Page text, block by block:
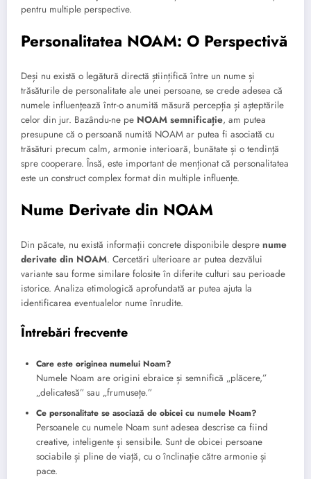
pentru multiple perspective.
Personalitatea NOAM: O Perspectivă
Deși nu există o legătură directă științifică între un nume și
trăsăturile de personalitate ale unei persoane, se crede adesea că
numele influențează într-o anumită măsură percepția și așteptările
celor din jur. Bazându-ne pe NOAM semnificație, am putea
presupune că o persoană numită NOAM ar putea fi asociată cu
trăsături precum calm, armonie interioară, bunătate și o tendință
spre cooperare. Însă, este important de menționat că personalitatea
este un construct complex format din multiple influențe.
Nume Derivate din NOAM
Din păcate, nu există informații concrete disponibile despre nume
derivate din NOAM. Cercetări ulterioare ar putea dezvălui
variante sau forme similare folosite în diferite culturi sau perioade
istorice. Analiza etimologică aprofundată ar putea ajuta la
identificarea eventualelor nume înrudite.
Întrebări frecvente
Care este originea numelui Noam?
Numele Noam are origini ebraice și semnifică „plăcere,”
„delicatesă” sau „frumusețe.”
Ce personalitate se asociază de obicei cu numele Noam?
Persoanele cu numele Noam sunt adesea descrise ca fiind
creative, inteligente și sensibile. Sunt de obicei persoane
sociabile și pline de viață, cu o înclinație către armonie și
pace.